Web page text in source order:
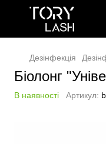
Дезінфекція
Біолонг
В наявності Артикул: